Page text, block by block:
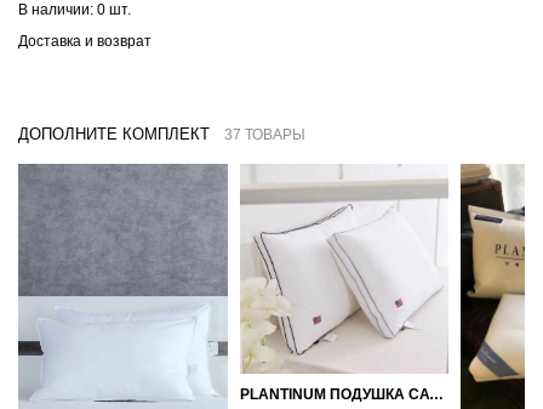
В наличии: 0 шт.
Доставка и возврат
ДОПОЛНИТЕ КОМПЛЕКТ 37 ТОВАРЫ
PLANTINUM ПОДУШКА САТИН, ШЕЛК 50Х70